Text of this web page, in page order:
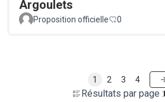
Argoulets
Proposition officielle 0
Résultats par page :
1 2 3 4